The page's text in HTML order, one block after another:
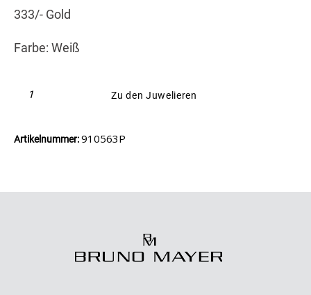
333/- Gold
Farbe: Weiß
Zu den Juwelieren
Artikelnummer:910563P